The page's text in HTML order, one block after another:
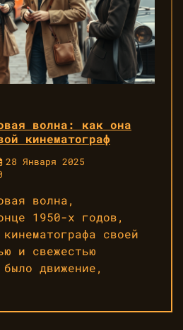
волна: как она
кинематограф
28 Января 2025
волна,
1950-х годов,
своей
и свежестью
движение,